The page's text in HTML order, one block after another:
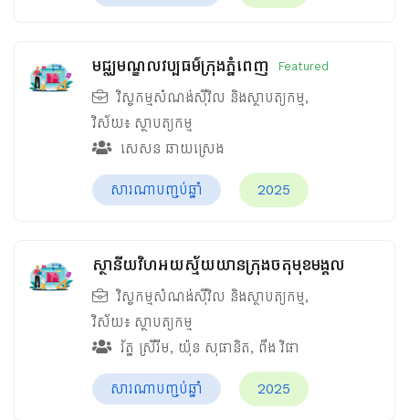
មជ្ឈមណ្ឌលវប្បធម៌ក្រុងភ្នំពេញ Featured
វិស្វកម្មសំណង់ស៊ីវិល និងស្ថាបត្យកម្ម,
វិស័យ៖ ស្ថាបត្យកម្ម
សេសន ឆាយស្រេង
សារណាបញ្ចប់ឆ្នាំ 2025
ស្ថានីយវិហអយស្ម័យយានក្រុងចតុមុខមង្គល
វិស្វកម្មសំណង់ស៊ីវិល និងស្ថាបត្យកម្ម,
វិស័យ៖ ស្ថាបត្យកម្ម
រ័ត្ន ស្រីរីម, យ៉ុន សុផានិត, ពឹង វិផា
សារណាបញ្ចប់ឆ្នាំ 2025